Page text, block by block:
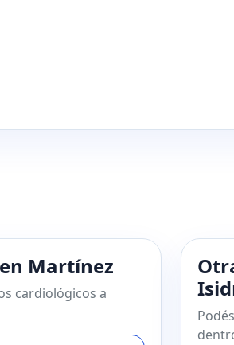
Martínez
cardiológicos a